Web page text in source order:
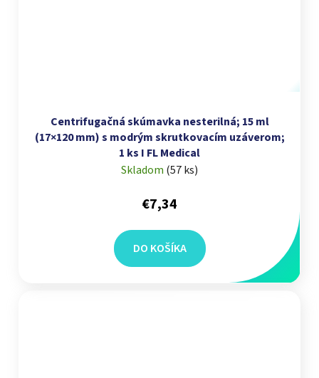
Centrifugačná skúmavka nesterilná; 15 ml
(17×120 mm) s modrým skrutkovacím uzáverom;
1 ks I FL Medical
Skladom (57 ks)
€7,34
DO KOŠÍKA